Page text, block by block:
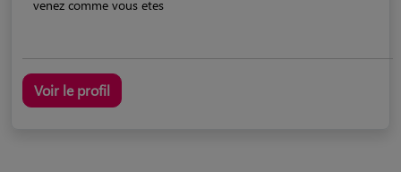
venez comme vous etes
Voir le profil